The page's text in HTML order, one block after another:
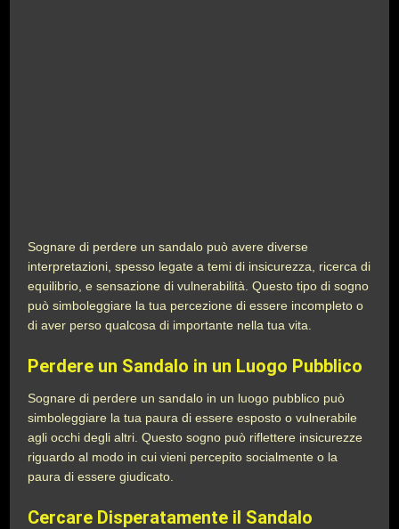
Sognare di perdere un sandalo può avere diverse
interpretazioni, spesso legate a temi di insicurezza, ricerca di
equilibrio, e sensazione di vulnerabilità. Questo tipo di sogno
può simboleggiare la tua percezione di essere incompleto o
di aver perso qualcosa di importante nella tua vita.
Perdere un Sandalo in un Luogo Pubblico
Sognare di perdere un sandalo in un luogo pubblico può
simboleggiare la tua paura di essere esposto o vulnerabile
agli occhi degli altri. Questo sogno può riflettere insicurezze
riguardo al modo in cui vieni percepito socialmente o la
paura di essere giudicato.
Cercare Disperatamente il Sandalo